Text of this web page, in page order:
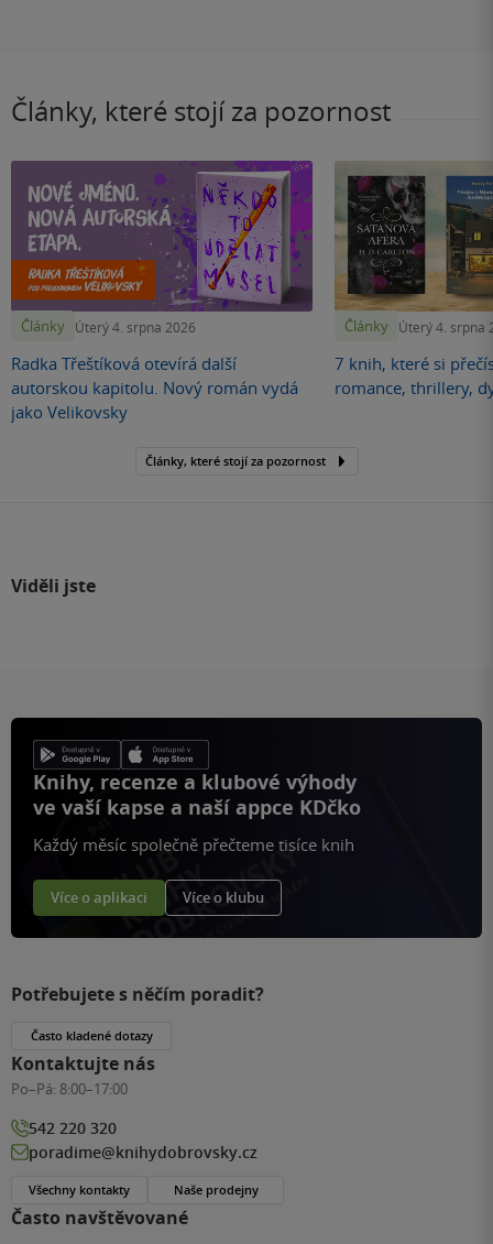
Články, které stojí za pozornost
Články Úterý 4. srpna 2026
Radka Třeštíková otevírá další
autorskou kapitolu. Nový román vydá
jako Velikovsky
Články Úterý 4. srpna
7 knih, které si
romance, thrillery,
Články, které stojí za pozornost
Viděli jste
Knihy, recenze a klubové výhody
ve vaší kapse a naší appce KDčko
Každý měsíc společně přečteme tisíce knih
Více o aplikaci Více o klubu
Často navštěvované
Potřebujete s něčím poradit?
Často kladené dotazy
Kontaktujte nás
Po–Pá: 8:00–17:00
542 220 320
poradime@knihydobrovsky.cz
Všechny kontakty Naše prodejny